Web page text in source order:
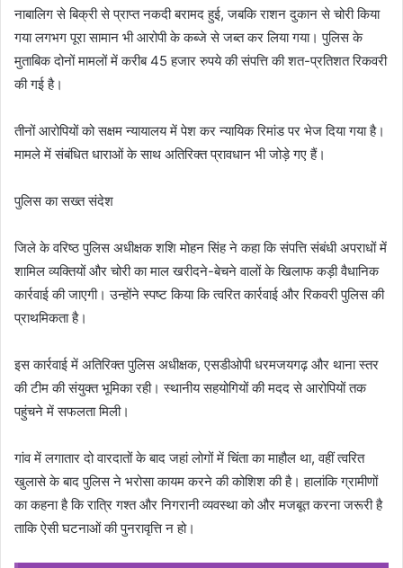
नाबालिग से बिक्री से प्राप्त नकदी बरामद हुई, जबकि राशन दुकान से चोरी किया
गया लगभग पूरा सामान भी आरोपी के कब्जे से जब्त कर लिया गया। पुलिस के
मुताबिक दोनों मामलों में करीब 45 हजार रुपये की संपत्ति की शत-प्रतिशत रिकवरी
की गई है।
तीनों आरोपियों को सक्षम न्यायालय में पेश कर न्यायिक रिमांड पर भेज दिया गया है।
मामले में संबंधित धाराओं के साथ अतिरिक्त प्रावधान भी जोड़े गए हैं।
पुलिस का सख्त संदेश
जिले के वरिष्ठ पुलिस अधीक्षक शशि मोहन सिंह ने कहा कि संपत्ति संबंधी अपराधों में
शामिल व्यक्तियों और चोरी का माल खरीदने-बेचने वालों के खिलाफ कड़ी वैधानिक
कार्रवाई की जाएगी। उन्होंने स्पष्ट किया कि त्वरित कार्रवाई और रिकवरी पुलिस की
प्राथमिकता है।
इस कार्रवाई में अतिरिक्त पुलिस अधीक्षक, एसडीओपी धरमजयगढ़ और थाना स्तर
की टीम की संयुक्त भूमिका रही। स्थानीय सहयोगियों की मदद से आरोपियों तक
पहुंचने में सफलता मिली।
गांव में लगातार दो वारदातों के बाद जहां लोगों में चिंता का माहौल था, वहीं त्वरित
खुलासे के बाद पुलिस ने भरोसा कायम करने की कोशिश की है। हालांकि ग्रामीणों
का कहना है कि रात्रि गश्त और निगरानी व्यवस्था को और मजबूत करना जरूरी है
ताकि ऐसी घटनाओं की पुनरावृत्ति न हो।